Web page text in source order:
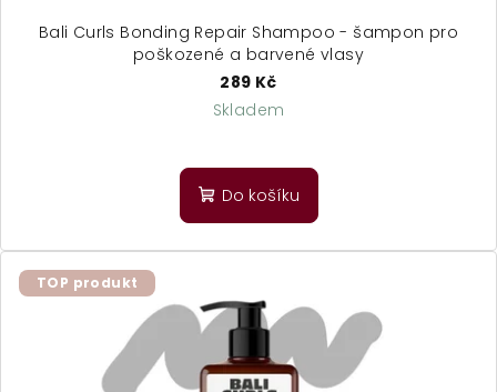
Bali Curls Bonding Repair Shampoo - šampon pro
poškozené a barvené vlasy
289 Kč
Skladem
hodnocení
produktu
z
hvězdiček.
Do košíku
TOP produkt